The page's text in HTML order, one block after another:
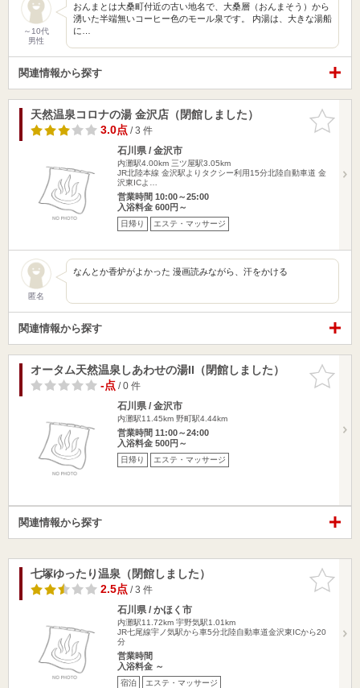
～10代
男性
おんまとは大桑町付近の古い地名で、大桑層（おんまそう）から
湧いた半端無いコーヒー色のモール泉です。 内湯は、大きな湯船
に…
関連情報から探す
お気に入
りに追加
天然温泉コロナの湯 金沢店（閉館しました）
3.0点/ 3 件
石川県 / 金沢市
内灘駅4.00km 三ツ屋駅3.05km
JR北陸本線 金沢駅よりタクシー利用15分北陸自動車道 金
沢東ICよ…
営業時間 10:00～25:00
入浴料金 600円～
日帰り エステ・マッサージ
匿名
なんとか香炉がよかった 漫画読みながら、汗をかける
関連情報から探す
お気に入
りに追加
オータム天然温泉しあわせの湯II（閉館しました）
-点/ 0 件
石川県 / 金沢市
内灘駅11.45km 野町駅4.44km
営業時間 11:00～24:00
入浴料金 500円～
日帰り エステ・マッサージ
関連情報から探す
お気に入
りに追加
七塚ゆったり温泉（閉館しました）
2.5点/ 3 件
石川県 / かほく市
内灘駅11.72km 宇野気駅1.01km
JR七尾線宇ノ気駅から車5分北陸自動車道金沢東ICから20
分
営業時間
入浴料金 ～
宿泊 エステ・マッサージ